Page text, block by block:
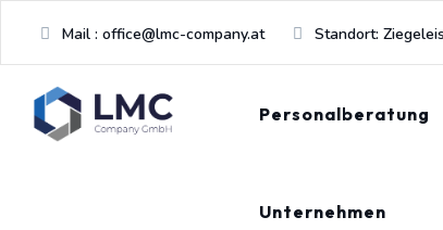
Mail : office@lmc-company.at Standort:
Personalberatung
Unternehmen